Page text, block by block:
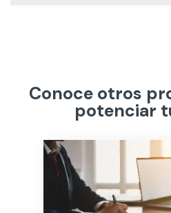
Conoce otros
potenciar